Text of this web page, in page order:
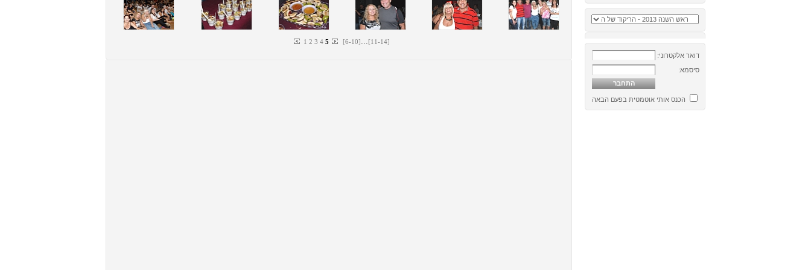
דואר אלקטרוני:
סיסמא:
הכנס אותי אוטמטית בפעם הבאה
1 2 3 4 5 [6-10]...[11-14]